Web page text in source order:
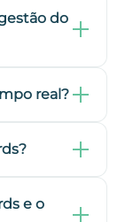
do
real?
e o